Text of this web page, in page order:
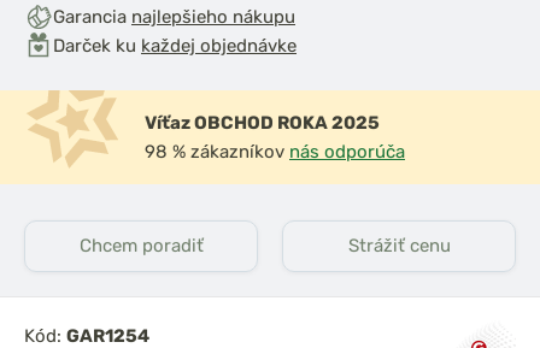
Garancia najlepšieho nákupu
Darček ku každej objednávke
Víťaz OBCHOD ROKA 2025
98 % zákazníkov nás odporúča
Chcem poradiť Strážiť cenu
Kód: GAR1254